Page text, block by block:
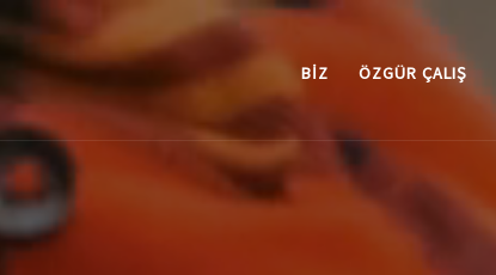
BIZ ÖZGÜR ÇALIŞ